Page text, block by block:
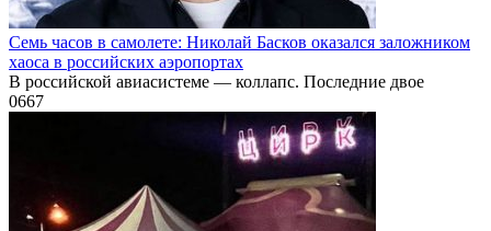
Семь часов в самолете: Николай Басков оказался заложником
хаоса в российских аэропортах
В российской авиасистеме — коллапс. Последние двое
0667